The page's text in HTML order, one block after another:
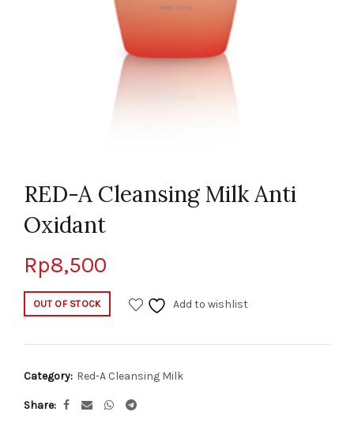
RED-A Cleansing Milk Anti
Oxidant
Rp8,500
OUT OF STOCK Add to wishlist
Category: Red-A Cleansing Milk
Share